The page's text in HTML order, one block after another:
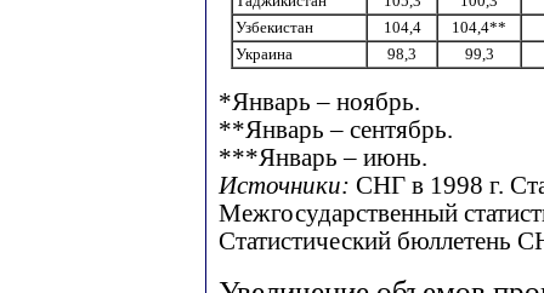
Узбекистан
104,4
104,4**
Украина
98,3 99,3
*Январь – ноябрь.
**Январь – сентябрь.
***Январь – июнь.
Источники: СНГ в 1998 г.
Межгосударственный
Статистический бюллетень